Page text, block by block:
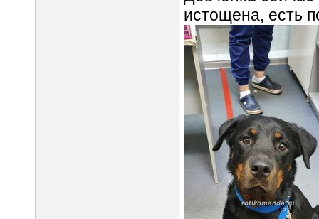
истощена, есть